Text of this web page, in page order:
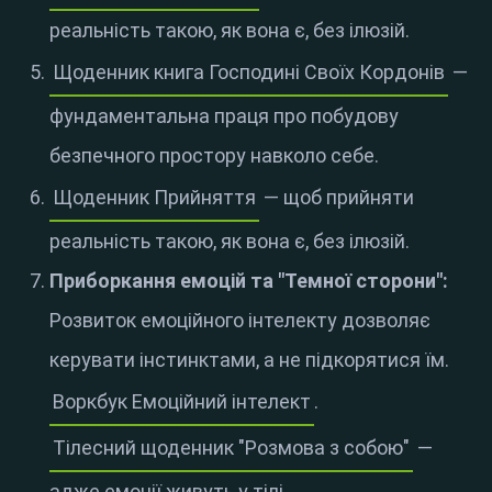
реальність такою, як вона є, без ілюзій.
Щоденник книга Господині Своїх Кордонів —
фундаментальна праця про побудову
безпечного простору навколо себе.
Щоденник Прийняття — щоб прийняти
реальність такою, як вона є, без ілюзій.
Приборкання емоцій та "Темної сторони":
Розвиток емоційного інтелекту дозволяє
керувати інстинктами, а не підкорятися їм.
Воркбук Емоційний інтелект .
Тілесний щоденник "Розмова з собою" —